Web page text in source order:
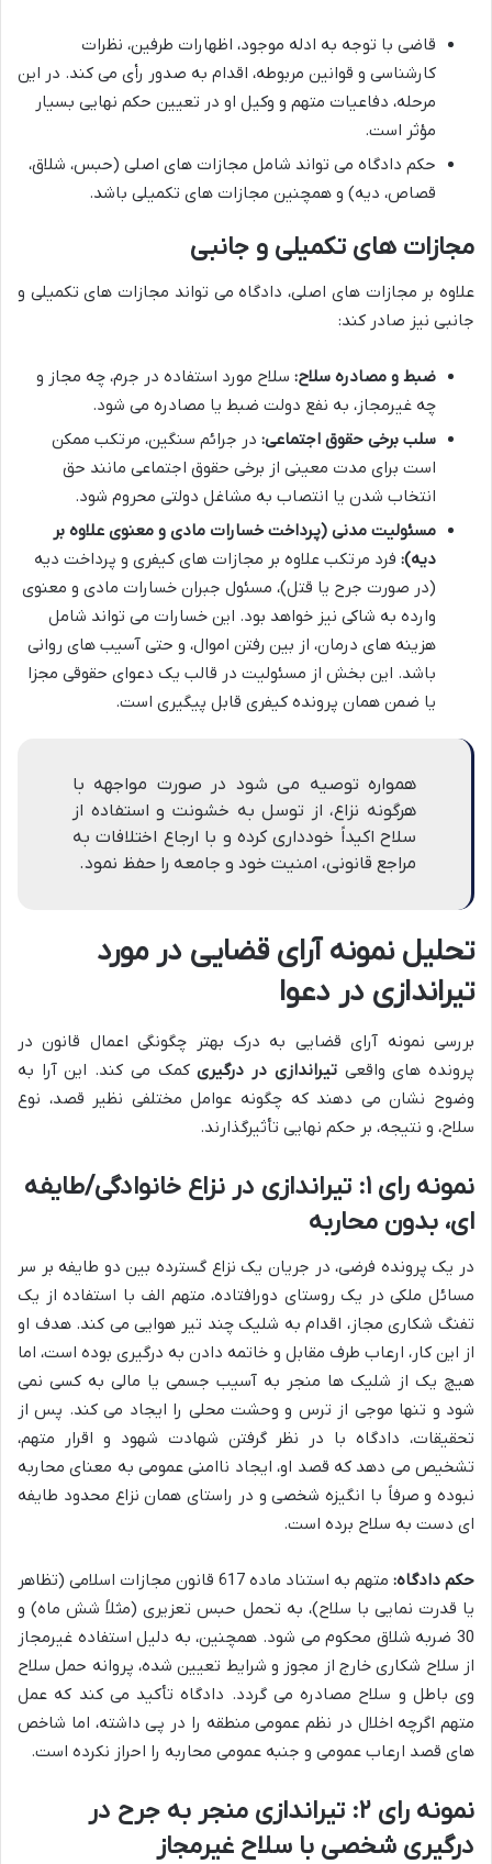
قاضی با توجه به ادله موجود، اظهارات طرفین، نظرات
کارشناسی و قوانین مربوطه، اقدام به صدور رأی می کند. در این
مرحله، دفاعیات متهم و وکیل او در تعیین حکم نهایی بسیار
مؤثر است.
حکم دادگاه می تواند شامل مجازات های اصلی (حبس، شلاق،
قصاص، دیه) و همچنین مجازات های تکمیلی باشد.
مجازات های تکمیلی و جانبی
علاوه بر مجازات های اصلی، دادگاه می تواند مجازات های تکمیلی و
جانبی نیز صادر کند:
ضبط و مصادره سلاح: سلاح مورد استفاده در جرم، چه مجاز و
چه غیرمجاز، به نفع دولت ضبط یا مصادره می شود.
سلب برخی حقوق اجتماعی: در جرائم سنگین، مرتکب ممکن
است برای مدت معینی از برخی حقوق اجتماعی مانند حق
انتخاب شدن یا انتصاب به مشاغل دولتی محروم شود.
مسئولیت مدنی (پرداخت خسارات مادی و معنوی علاوه بر
دیه): فرد مرتکب علاوه بر مجازات های کیفری و پرداخت دیه
(در صورت جرح یا قتل)، مسئول جبران خسارات مادی و معنوی
وارده به شاکی نیز خواهد بود. این خسارات می تواند شامل
هزینه های درمان، از بین رفتن اموال، و حتی آسیب های روانی
باشد. این بخش از مسئولیت در قالب یک دعوای حقوقی مجزا
یا ضمن همان پرونده کیفری قابل پیگیری است.
همواره توصیه می شود در صورت مواجهه با
هرگونه نزاع، از توسل به خشونت و استفاده از
سلاح اکیداً خودداری کرده و با ارجاع اختلافات به
مراجع قانونی، امنیت خود و جامعه را حفظ نمود.
تحلیل نمونه آرای قضایی در مورد
تیراندازی در دعوا
بررسی نمونه آرای قضایی به درک بهتر چگونگی اعمال قانون در
پرونده های واقعیتیراندازی در درگیریکمک می کند. این آرا به
وضوح نشان می دهند که چگونه عوامل مختلفی نظیر قصد، نوع
سلاح، و نتیجه، بر حکم نهایی تأثیرگذارند.
نمونه رای ۱: تیراندازی در نزاع خانوادگی/طایفه
ای، بدون محاربه
در یک پرونده فرضی، در جریان یک نزاع گسترده بین دو طایفه بر سر
مسائل ملکی در یک روستای دورافتاده، متهم الف با استفاده از یک
تفنگ شکاری مجاز، اقدام به شلیک چند تیر هوایی می کند. هدف او
از این کار، ارعاب طرف مقابل و خاتمه دادن به درگیری بوده است، اما
هیچ یک از شلیک ها منجر به آسیب جسمی یا مالی به کسی نمی
شود و تنها موجی از ترس و وحشت محلی را ایجاد می کند. پس از
تحقیقات، دادگاه با در نظر گرفتن شهادت شهود و اقرار متهم،
تشخیص می دهد که قصد او، ایجاد ناامنی عمومی به معنای محاربه
نبوده و صرفاً با انگیزه شخصی و در راستای همان نزاع محدود طایفه
ای دست به سلاح برده است.
حکم دادگاه:
متهم به استناد ماده 617 قانون مجازات اسلامی (تظاهر
یا قدرت نمایی با سلاح)، به تحمل حبس تعزیری (مثلاً شش ماه) و
30 ضربه شلاق محکوم می شود. همچنین، به دلیل استفاده غیرمجاز
از سلاح شکاری خارج از مجوز و شرایط تعیین شده، پروانه حمل سلاح
وی باطل و سلاح مصادره می گردد. دادگاه تأکید می کند که عمل
متهم اگرچه اخلال در نظم عمومی منطقه را در پی داشته، اما شاخص
های قصد ارعاب عمومی و جنبه عمومی محاربه را احراز نکرده است.
نمونه رای ۲: تیراندازی منجر به جرح در
درگیری شخصی با سلاح غیرمجاز